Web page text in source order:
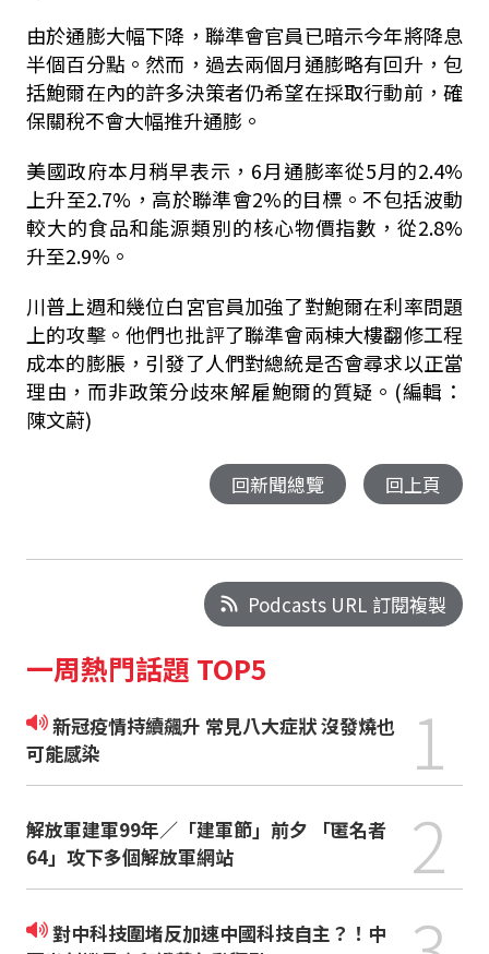
由於通膨大幅下降，聯準會官員已暗示今年將降息
半個百分點。然而，過去兩個月通膨略有回升，包
括鮑爾在內的許多決策者仍希望在採取行動前，確
保關稅不會大幅推升通膨。
美國政府本月稍早表示，6月通膨率從5月的2.4%
上升至2.7%，高於聯準會2%的目標。不包括波動
較大的食品和能源類別的核心物價指數，從2.8%
升至2.9%。
川普上週和幾位白宮官員加強了對鮑爾在利率問題
上的攻擊。他們也批評了聯準會兩棟大樓翻修工程
成本的膨脹，引發了人們對總統是否會尋求以正當
理由，而非政策分歧來解雇鮑爾的質疑。(編輯：
陳文蔚)
回新聞總覽 回上頁
Podcasts URL 訂閱複製
一周熱門話題 TOP5
新冠疫情持續飆升 常見八大症狀 沒發燒也
可能感染
1
解放軍建軍99年／「建軍節」前夕 「匿名者
64」攻下多個解放軍網站
2
對中科技圍堵反加速中國科技自主？！中